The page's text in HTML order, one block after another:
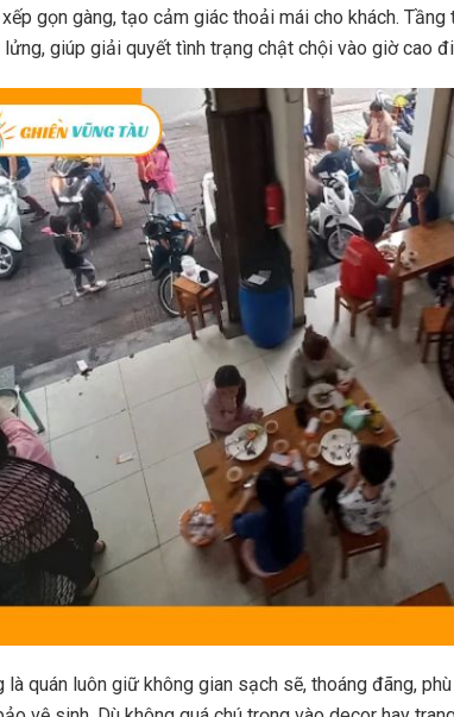
gọn gàng, tạo cảm giác thoải mái cho khách.
giúp giải quyết tình trạng chật chội vào giờ cao
là quán luôn giữ không gian sạch sẽ, thoáng đãng,